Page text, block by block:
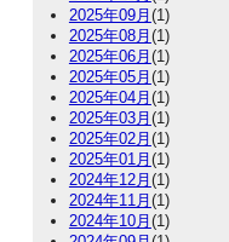
2025年09月 (1)
2025年08月 (1)
2025年06月 (1)
2025年05月 (1)
2025年04月 (1)
2025年03月 (1)
2025年02月 (1)
2025年01月 (1)
2024年12月 (1)
2024年11月 (1)
2024年10月 (1)